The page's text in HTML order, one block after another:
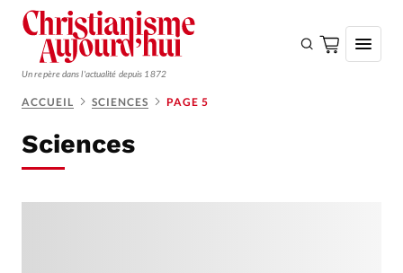
Un repère dans l'actualité depuis 1872
Monde
ACCUEIL SCIENCES PAGE 5
Sciences